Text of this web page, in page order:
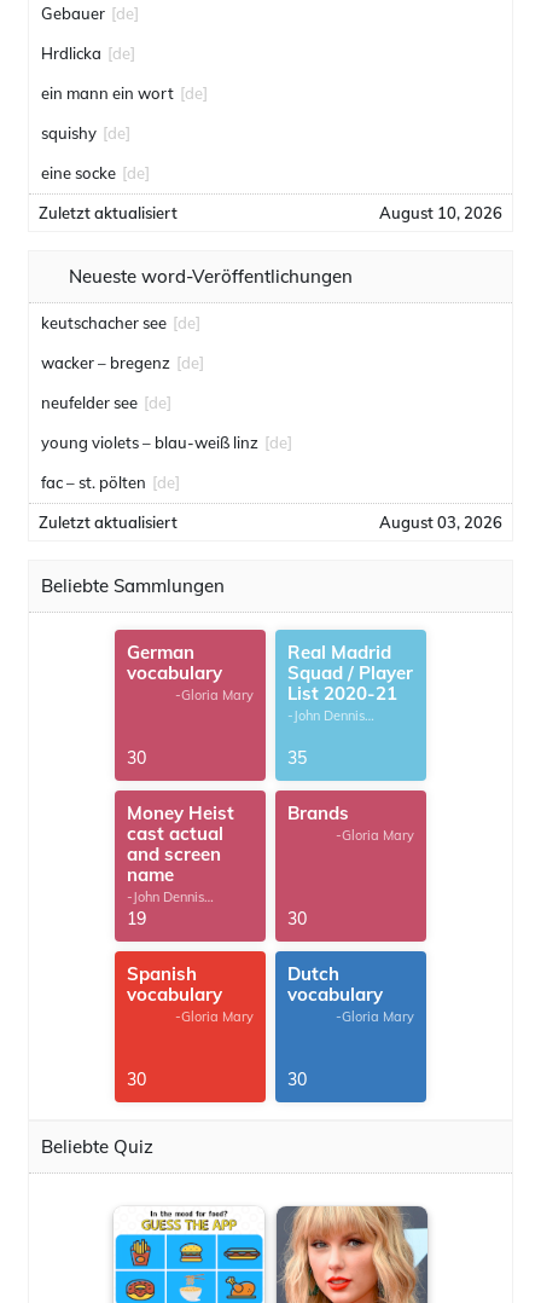
Gebauer [de]
Hrdlicka [de]
ein mann ein wort [de]
squishy [de]
eine socke [de]
Zuletzt aktualisiert August 10, 2026
Neueste word-Veröffentlichungen
keutschacher see [de]
wacker – bregenz [de]
neufelder see [de]
young violets – blau-weiß linz [de]
fac – st. pölten [de]
Zuletzt aktualisiert August 03, 2026
Beliebte Sammlungen
German
vocabulary
-Gloria Mary
30
Real Madrid
Squad / Player
List 2020-21
-John Dennis
35
Money Heist
cast actual
and screen
name
-John Dennis
G.Thomas
19
Brands
-Gloria Mary
30
Spanish
vocabulary
-Gloria Mary
30
Dutch
vocabulary
-Gloria Mary
30
Beliebte Quiz